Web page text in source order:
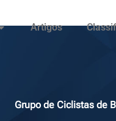
Artigos
Grupo de Ciclistas de